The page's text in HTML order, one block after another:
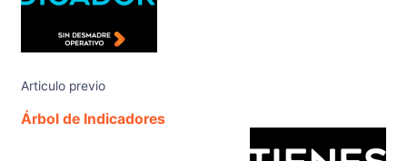
Articulo previo
Árbol de Indicadores